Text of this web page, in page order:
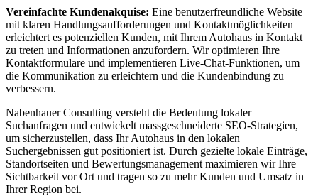
Vereinfachte Kundenakquise: Eine benutzerfreundliche Website
mit klaren Handlungsaufforderungen und Kontaktmöglichkeiten
erleichtert es potenziellen Kunden, mit Ihrem Autohaus in Kontakt
zu treten und Informationen anzufordern. Wir optimieren Ihre
Kontaktformulare und implementieren Live-Chat-Funktionen, um
die Kommunikation zu erleichtern und die Kundenbindung zu
verbessern.
Nabenhauer Consulting versteht die Bedeutung lokaler
Suchanfragen und entwickelt massgeschneiderte SEO-Strategien,
um sicherzustellen, dass Ihr Autohaus in den lokalen
Suchergebnissen gut positioniert ist. Durch gezielte lokale Einträge,
Standortseiten und Bewertungsmanagement maximieren wir Ihre
Sichtbarkeit vor Ort und tragen so zu mehr Kunden und Umsatz in
Ihrer Region bei.